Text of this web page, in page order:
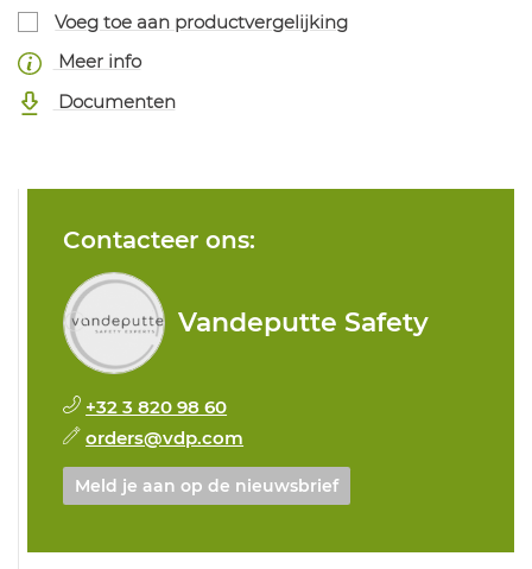
Voeg toe aan productvergelijking
Meer info
Documenten
Contacteer ons:
Vandeputte Safety
+32 3 820 98 60
orders@vdp.com
Meld je aan op de nieuwsbrief